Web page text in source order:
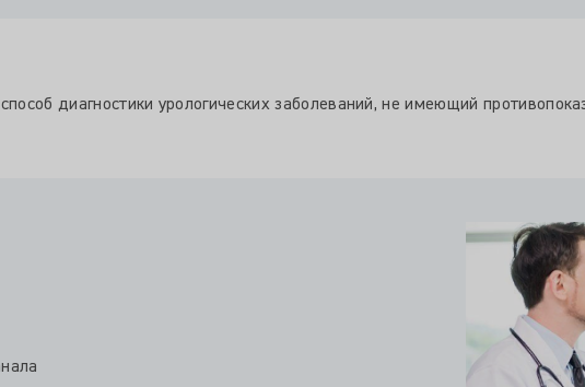
диагностики урологических заболеваний, не имеющий